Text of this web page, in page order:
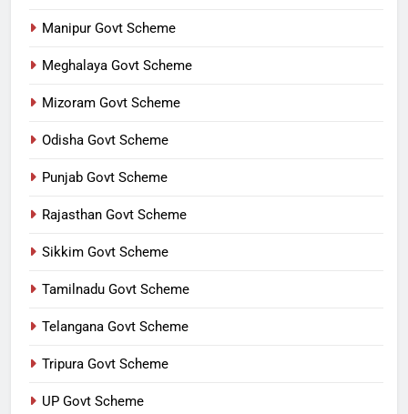
Manipur Govt Scheme
Meghalaya Govt Scheme
Mizoram Govt Scheme
Odisha Govt Scheme
Punjab Govt Scheme
Rajasthan Govt Scheme
Sikkim Govt Scheme
Tamilnadu Govt Scheme
Telangana Govt Scheme
Tripura Govt Scheme
UP Govt Scheme